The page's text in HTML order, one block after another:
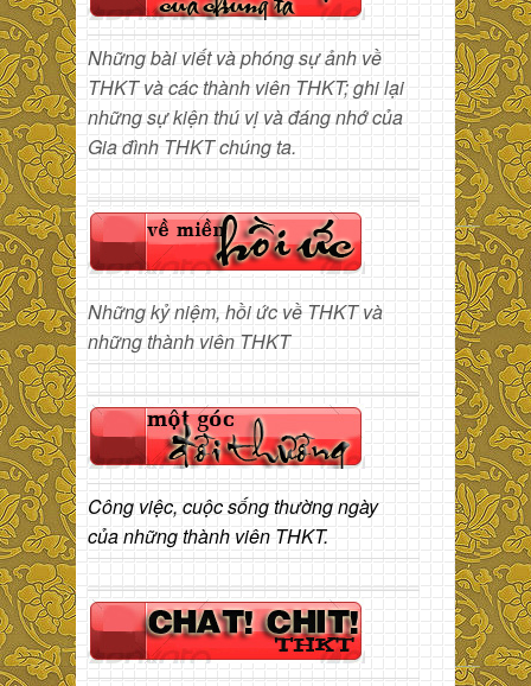
Những bài viết và phóng sự ảnh về
THKT và các thành viên THKT; ghi lại
những sự kiện thú vị và đáng nhớ của
Gia đình THKT chúng ta.
Những kỷ niệm, hồi ức về THKT và
những thành viên THKT
Công việc, cuộc sống thường ngày
của những thành viên THKT.